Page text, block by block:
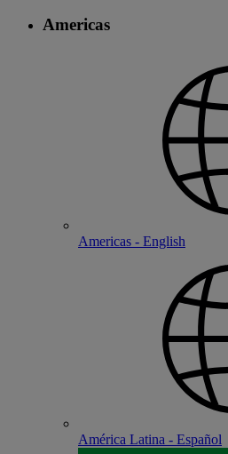
Americas
Americas - English
América Latina - Español